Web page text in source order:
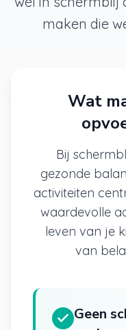
maken die
Wat
Bij
gezonde
activiteiten
waardevolle
leven van je
van
Geen